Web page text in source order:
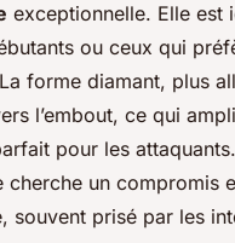
exceptionnelle. Elle est
ou ceux qui
forme diamant, plus
l’embout, ce qui
pour les
cherche un compromis
souvent prisé par les